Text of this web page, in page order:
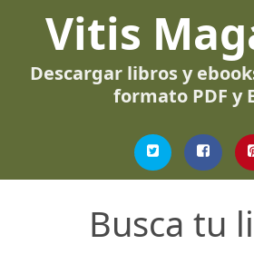
Vitis
Descargar libros y
formato PDF y
Busca tu